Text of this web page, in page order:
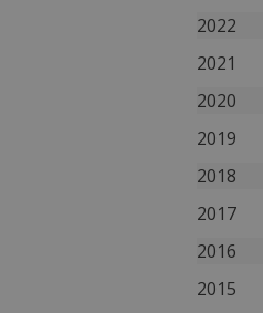
2022
2021
2020
2019
2018
2017
2016
2015